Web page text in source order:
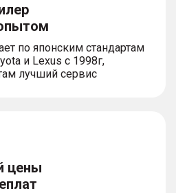
по японским стандартам
и Lexus с 1998г,
лучший сервис
цены